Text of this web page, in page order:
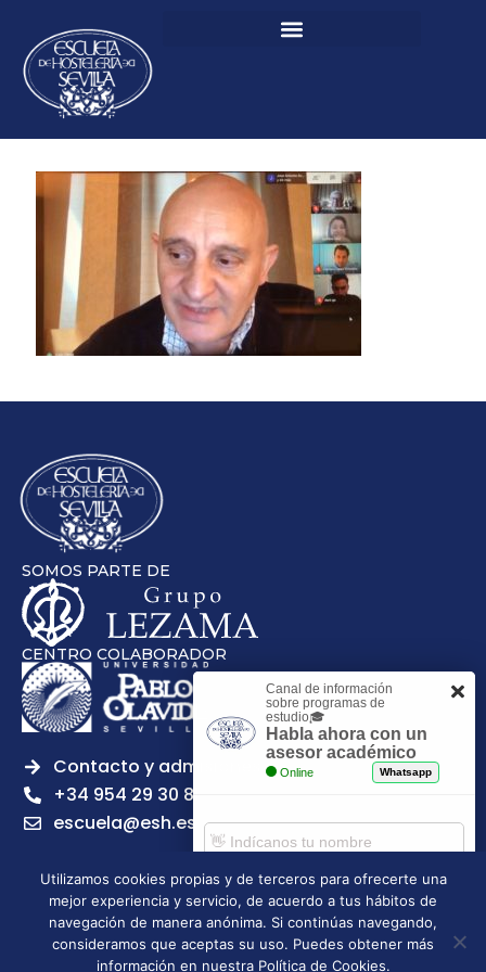
SOMOS PARTE DE
CENTRO COLABORADOR
Contacto y admisiones
+34 954 29 30 81
escuela@esh.es
Legal notice Privacy Policy
Cookies Policy
Escuela Superior de Hostelería de Sevilla | 2026 | Todos los
Utilizamos cookies propias y de terceros para ofrecerte una
mejor experiencia y servicio, de acuerdo a tus hábitos de
navegación de manera anónima. Si continúas navegando,
consideramos que aceptas su uso. Puedes obtener más
información en nuestra Política de Cookies.
Canal de información
sobre programas de
estudio🎓
Habla ahora con un
asesor académico
Online Whatsapp
Comenzar chat